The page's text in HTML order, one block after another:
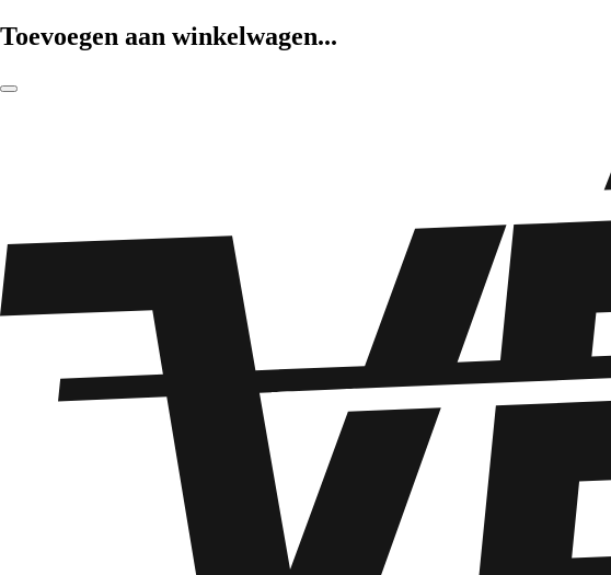
Toevoegen aan winkelwagen...